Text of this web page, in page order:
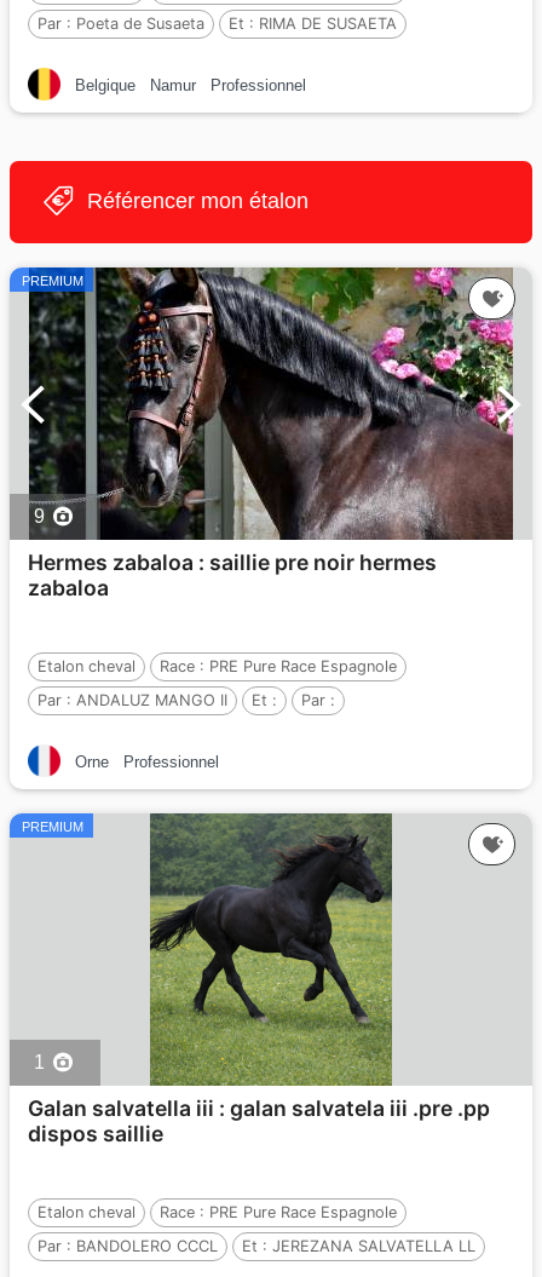
Par : Poeta de Susaeta Et : RIMA DE SUSAETA
Belgique
Namur Professionnel
Référencer mon étalon
PREMIUM
9
Hermes zabaloa : saillie pre noir hermes
zabaloa
Etalon cheval Race : PRE Pure Race Espagnole
Par : ANDALUZ MANGO II Et : Par :
Orne Professionnel
PREMIUM
1
Galan salvatella iii : galan salvatela iii .pre .pp
dispos saillie
Etalon cheval Race : PRE Pure Race Espagnole
Par : BANDOLERO CCCL Et : JEREZANA SALVATELLA LL